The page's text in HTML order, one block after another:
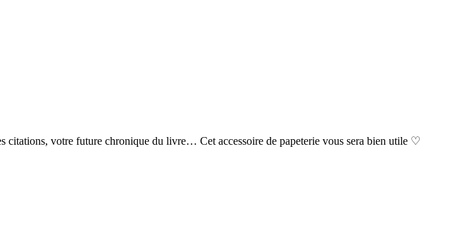
citations, votre future chronique du livre… Cet accessoire de papeterie vous sera bien utile ♡